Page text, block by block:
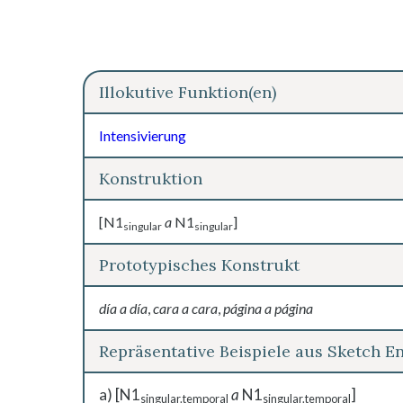
Illokutive Funktion(en)
Intensivierung
Konstruktion
[N1 singular a N1 singular]
Prototypisches Konstrukt
día a día cara a cara página a página
Repräsentative Beispiele aus Sketch
a) [N1singular.temporal a N1singular.temporal]